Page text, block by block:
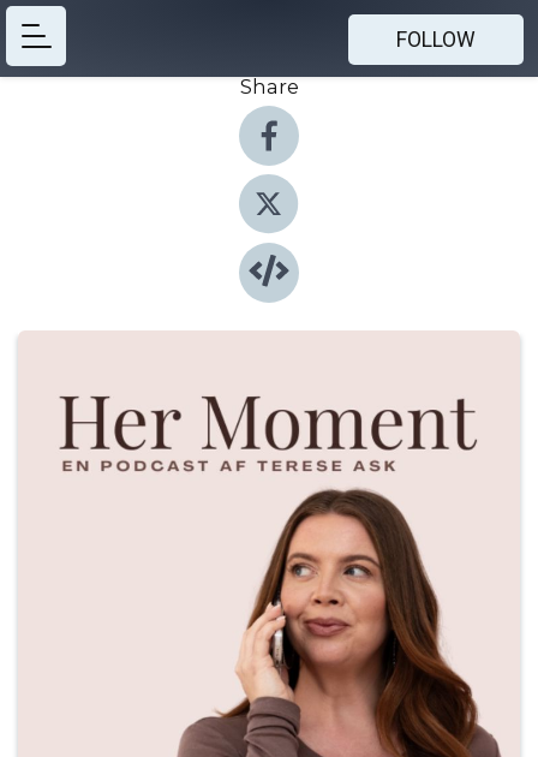
FOLLOW
Share